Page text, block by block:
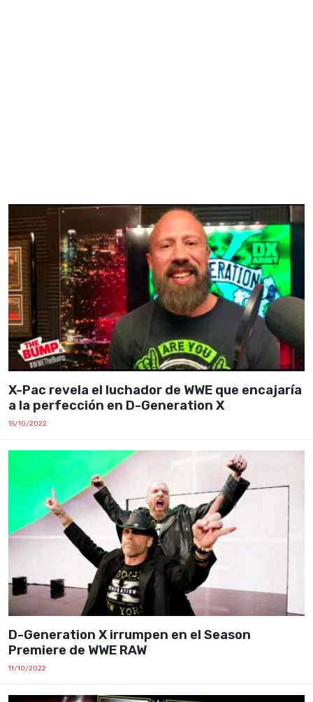
X-Pac revela el luchador de WWE que encajaría
a la perfección en D-Generation X
15/10/2022
D-Generation X irrumpen en el Season
Premiere de WWE RAW
11/10/2022